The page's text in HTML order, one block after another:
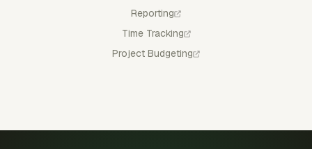
Reporting
Time Tracking
Project Budgeting